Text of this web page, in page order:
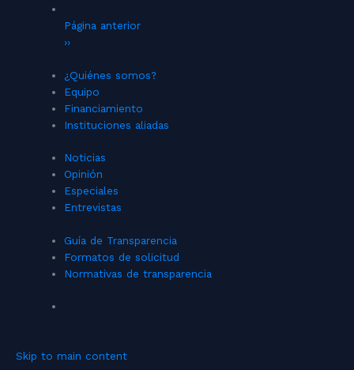
Página anterior
››
¿Quiénes somos?
Equipo
Financiamiento
Instituciones aliadas
Noticias
Opinión
Especiales
Entrevistas
Guía de Transparencia
Formatos de solicitud
Normativas de transparencia
Skip to main content